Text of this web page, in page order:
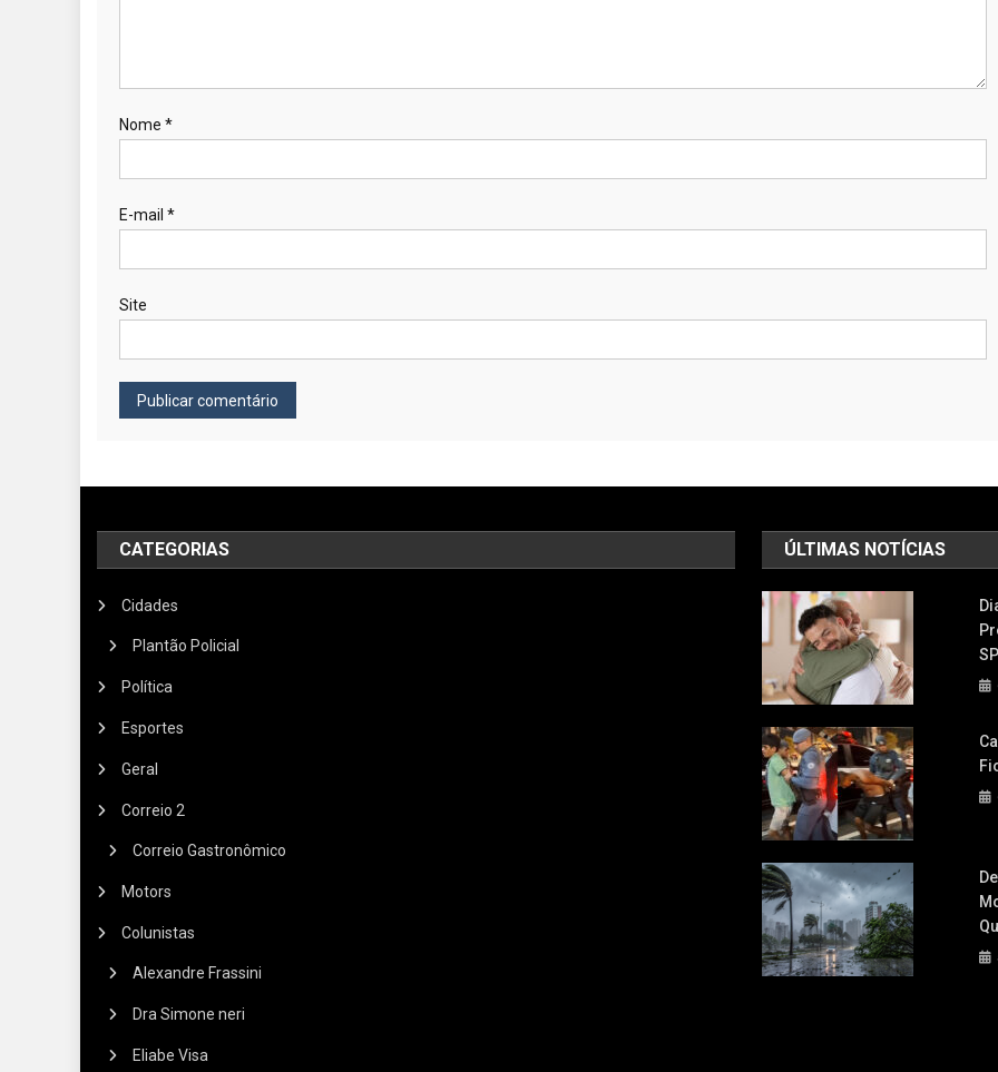
Nome *
E-mail *
Site
CATEGORIAS
Cidades
Plantão Policial
Política
Esportes
Geral
Correio 2
Correio Gastronômico
Motors
Colunistas
Alexandre Frassini
Dra Simone neri
Eliabe Visa
ÚLTIMAS NOTÍCIAS
SP